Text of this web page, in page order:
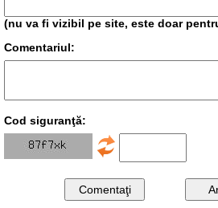
(nu va fi vizibil pe site, este doar
Comentariul:
Cod siguranţă: